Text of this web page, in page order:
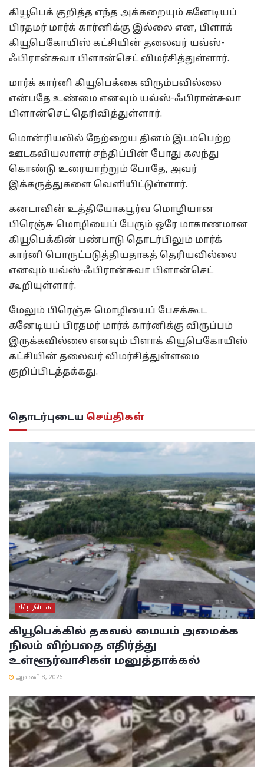
கியூபெக் குறித்த எந்த அக்கறையும் கனேடியப்
பிரதமர் மார்க் கார்னிக்கு இல்லை என, பிளாக்
கியூபெகோயிஸ் கட்சியின் தலைவர் யவ்ஸ்-
ஃபிரான்சுவா பிளான்செட் விமர்சித்துள்ளார்.
மார்க் கார்னி கியூபெக்கை விரும்பவில்லை
என்பதே உண்மை எனவும் யவ்ஸ்-ஃபிரான்சுவா
பிளான்செட் தெரிவித்துள்ளார்.
மொன்ரியலில் நேற்றைய தினம் இடம்பெற்ற
ஊடகவியலாளர் சந்திப்பின் போது கலந்து
கொண்டு உரையாற்றும் போதே, அவர்
இக்கருத்துகளை வெளியிட்டுள்ளார்.
கனடாவின் உத்தியோகபூர்வ மொழியான
பிரெஞ்சு மொழியைப் பேரும் ஒரே மாகாணமான
கியூபெக்கின் பண்பாடு தொடர்பிலும் மார்க்
கார்னி பொருட்படுத்தியதாகத் தெரியவில்லை
எனவும் யவ்ஸ்-ஃபிரான்சுவா பிளான்செட்
கூறியுள்ளார்.
மேலும் பிரெஞ்சு மொழியைப் பேசக்கூட
கனேடியப் பிரதமர் மார்க் கார்னிக்கு விருப்பம்
இருக்கவில்லை எனவும் பிளாக் கியூபெகோயிஸ்
கட்சியின் தலைவர் விமர்சித்துள்ளமை
குறிப்பிடத்தக்கது.
தொடர்புடைய செய்திகள்
கியூபெக்
கியூபெக்கில் தகவல் மையம் அமைக்க
நிலம் விற்பதை எதிர்த்து
உள்ளூர்வாசிகள் மனுத்தாக்கல்
ஆவணி 8, 2026